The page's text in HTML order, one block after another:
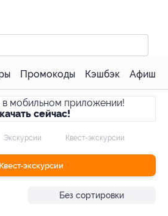
Промокоды Кэшбэк Афиша
в мобильном приложении!
сейчас!
Экскурсии Квест-экскурсии
Квест-экскурсии
Без сортировки